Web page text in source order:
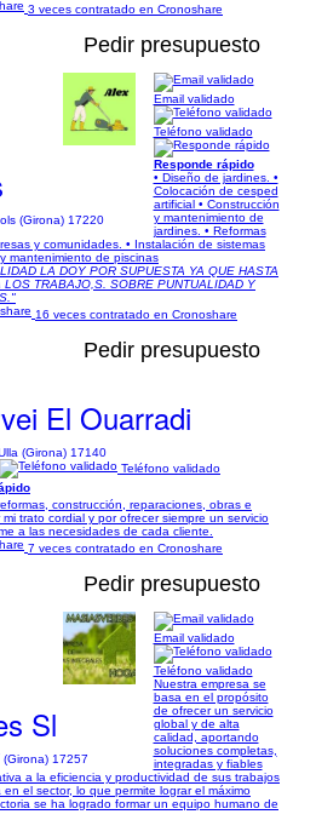
3 veces contratado en Cronoshare
Pedir presupuesto
(Girona) 17220
Email validado
Teléfono validado
Responde rápido
• Diseño de jardines. •
Colocación de cesped
artificial • Construcción
y mantenimiento de
jardines. • Reformas
y comunidades. • Instalación de sistemas
mantenimiento de piscinas
LA DOY POR SUPUESTA YA QUE HASTA
TRABAJO,S. SOBRE PUNTUALIDAD Y
16 veces contratado en Cronoshare
Pedir presupuesto
El Ouarradi
(Girona) 17140
Teléfono validado
construcción, reparaciones, obras e
trato cordial y por ofrecer siempre un servicio
a las necesidades de cada cliente.
7 veces contratado en Cronoshare
Pedir presupuesto
Sl
17257
Email validado
Teléfono validado
Nuestra empresa se
basa en el propósito
de ofrecer un servicio
global y de alta
calidad, aportando
soluciones completas,
integradas y fiables
a la eficiencia y productividad de sus trabajos
el sector, lo que permite lograr el máximo
se ha logrado formar un equipo humano de